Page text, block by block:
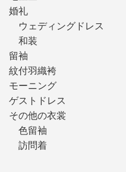
婚礼
ウェディングドレス
和装
留袖
紋付羽織袴
モーニング
ゲストドレス
その他の衣裳
色留袖
訪問着